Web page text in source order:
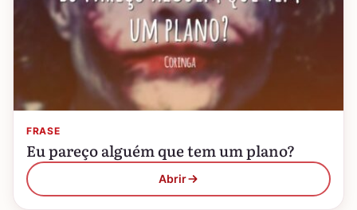
FRASE
Eu pareço alguém que tem um plano?
Abrir